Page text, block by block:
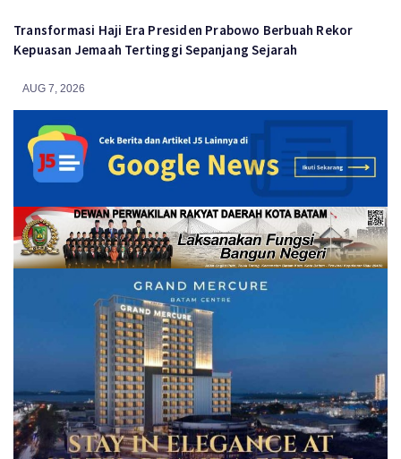
Transformasi Haji Era Presiden Prabowo Berbuah Rekor
Kepuasan Jemaah Tertinggi Sepanjang Sejarah
AUG 7, 2026